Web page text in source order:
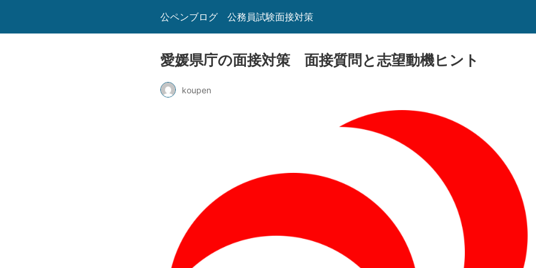
公ペンブログ 公務員試験面接対策
愛媛県庁の面接対策 面接質問と志望動機ヒント
koupen